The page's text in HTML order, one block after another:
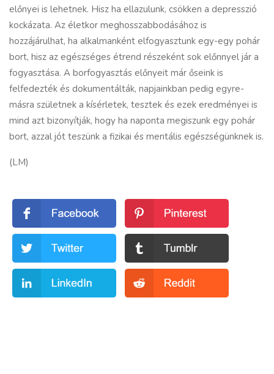
előnyei is lehetnek. Hisz ha ellazulunk, csökken a depresszió
kockázata. Az életkor meghosszabbodásához is
hozzájárulhat, ha alkalmanként elfogyasztunk egy-egy pohár
bort, hisz az egészséges étrend részeként sok előnnyel jár a
fogyasztása. A borfogyasztás előnyeit már őseink is
felfedezték és dokumentálták, napjainkban pedig egyre-
másra születnek a kísérletek, tesztek és ezek eredményei is
mind azt bizonyítják, hogy ha naponta megiszunk egy pohár
bort, azzal jót teszünk a fizikai és mentális egészségünknek is.
(LM)